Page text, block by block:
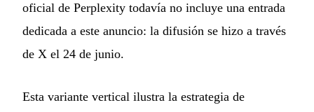
oficial de Perplexity todavía no incluye una entrada
dedicada a este anuncio: la difusión se hizo a través
de X el 24 de junio.
Esta variante vertical ilustra la estrategia de